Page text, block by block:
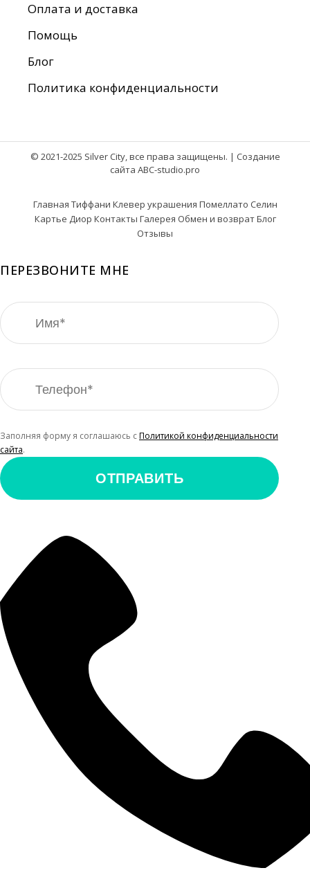
Оплата и доставка
Помощь
Блог
Политика конфиденциальности
© 2021-2025 Silver City, все права защищены. | Создание
сайта ABC-studio.pro
Главная Тиффани Клевер украшения Помеллато Селин
Картье Диор Контакты Галерея Обмен и возвратБлог
Отзывы
ПЕРЕЗВОНИТЕ МНЕ
Заполняя форму я соглашаюсь сПолитикой конфиденциальности
сайта.
ОТПРАВИТЬ